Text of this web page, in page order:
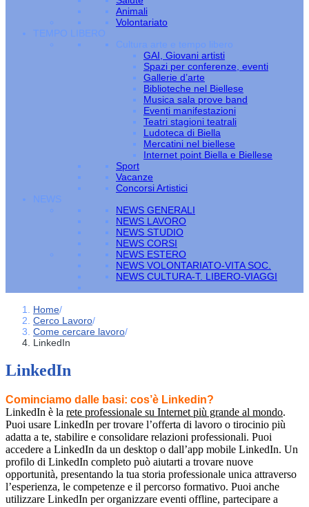
Animali
Volontariato
TEMPO LIBERO
Cultura arte e tempo libero
GAI, Giovani artisti
Spazi per conferenze, eventi
Gallerie d’arte
Biblioteche nel Biellese
Musica sala prove band
Eventi manifestazioni
Teatri stagioni teatrali
Ludoteca di Biella
Mercatini nel biellese
Internet point Biella e Biellese
Sport
Vacanze
Concorsi Artistici
NEWS
NEWS GENERALI
NEWS LAVORO
NEWS STUDIO
NEWS CORSI
NEWS ESTERO
NEWS VOLONTARIATO-VITA SOC.
NEWS CULTURA-T. LIBERO-VIAGGI
Home/
Cerco Lavoro/
Come cercare lavoro/
LinkedIn
LinkedIn
Cominciamo dalle basi: cos’è Linkedin?
LinkedIn è la rete professionale su Internet più grande al mondo.
Puoi usare LinkedIn per trovare l’offerta di lavoro o tirocinio più
adatta a te, stabilire e consolidare relazioni professionali. Puoi
accedere a LinkedIn da un desktop o dall’app mobile LinkedIn. Un
profilo di LinkedIn completo può aiutarti a trovare nuove
opportunità, presentando la tua storia professionale unica attraverso
l’esperienza, le competenze e il percorso formativo. Puoi anche
utilizzare LinkedIn per organizzare eventi offline, partecipare a